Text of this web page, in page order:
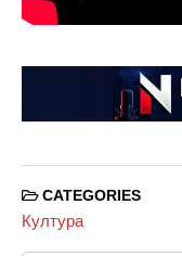
CATEGORIES
Култура